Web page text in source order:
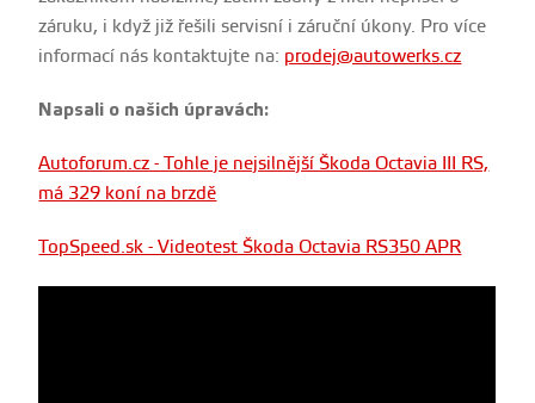
záruku, i když již řešili servisní i záruční úkony. Pro více
informací nás kontaktujte na: prodej@autowerks.cz
Napsali o našich úpravách:
Autoforum.cz - Tohle je nejsilnější Škoda Octavia III RS,
má 329 koní na brzdě
TopSpeed.sk - Videotest Škoda Octavia RS350 APR